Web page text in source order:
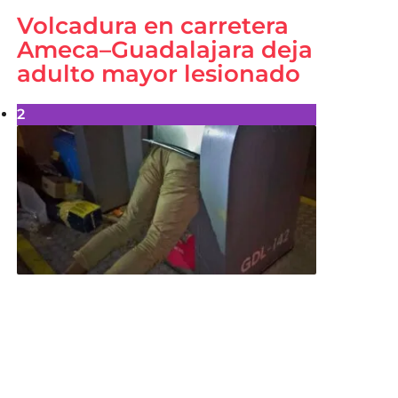
Volcadura en carretera
Ameca–Guadalajara deja
adulto mayor lesionado
2